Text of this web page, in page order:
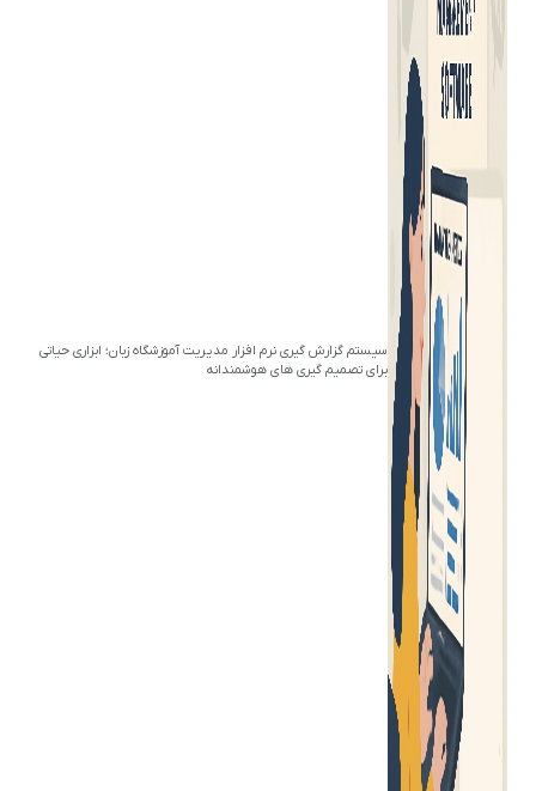
سیستم گزارش گیری نرم افزار مدیریت آموزشگاه زبان؛ ابزاری حیاتی
برای تصمیم گیری های هوشمندانه